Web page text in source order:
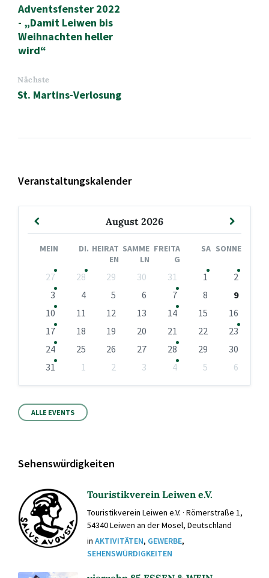
Adventsfenster 2022
- „Damit Leiwen bis
Weihnachten heller
wird“
Nächste
St. Martins-Verlosung
Veranstaltungskalender
August 2026
Vormonat
MEIN DI. HEIRAT
EN
SAMME
LN
FREITA
G
SA SONNE
Kalendertage
überspringen
27 28 29 30 31 1
2
3
4 5 6 7 8
9
10
11 12 13 14 15
16
17
18 19 20 21 22
23
24
25 26 27 28 29
30
31
1 2 3 4 5
6
den
Kalendertagen
ALLE EVENTS
Sehenswürdigkeiten
Touristikverein Leiwen e.V.
Touristikverein Leiwen e.V. · Römerstraße 1,
54340 Leiwen an der Mosel, Deutschland
in AKTIVITÄTEN, GEWERBE,
SEHENSWÜRDIGKEITEN